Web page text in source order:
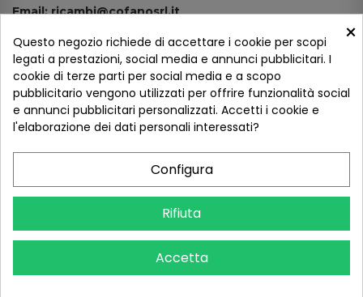
Email: ricambi@cofanosrl.it
Tel.: +39 080 44 13 478
WhatsApp: +39 334 98 51 100
Metodi di pagamento
×
Questo negozio richiede di accettare i cookie per scopi
legati a prestazioni, social media e annunci pubblicitari. I
cookie di terze parti per social media e a scopo
pubblicitario vengono utilizzati per offrire funzionalità social
e annunci pubblicitari personalizzati. Accetti i cookie e
l'elaborazione dei dati personali interessati?
Configura
Rifiuta
Accetta